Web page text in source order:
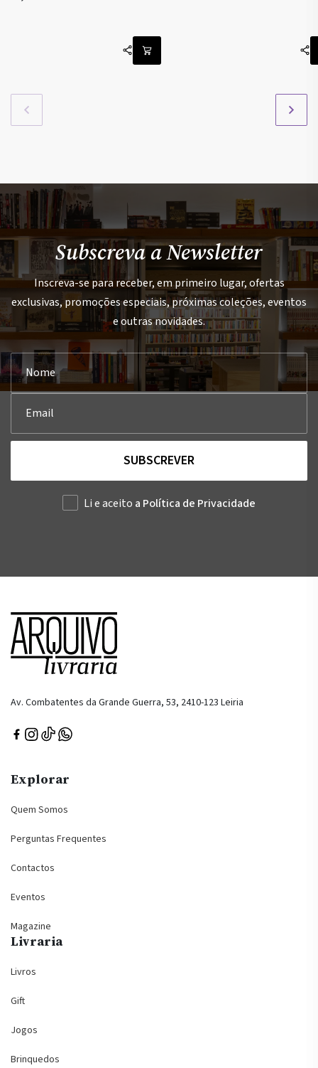
Subscreva a Newsletter
Inscreva-se para receber, em primeiro lugar, ofertas
exclusivas, promoções especiais, próximas coleções, eventos
e outras novidades.
SUBSCREVER
Li e aceito a Política de Privacidade
Av. Combatentes da Grande Guerra, 53, 2410-123 Leiria
Explorar
Quem Somos
Perguntas Frequentes
Contactos
Eventos
Magazine
Livraria
Livros
Gift
Jogos
Brinquedos